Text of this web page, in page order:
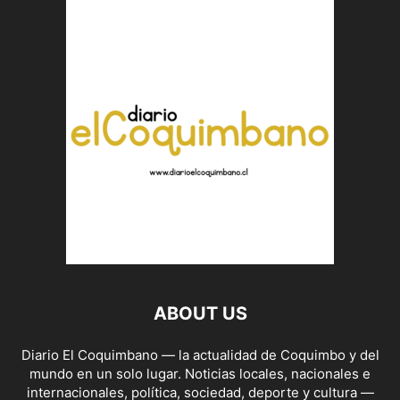
ABOUT US
Diario El Coquimbano — la actualidad de Coquimbo y del
mundo en un solo lugar. Noticias locales, nacionales e
internacionales, política, sociedad, deporte y cultura —